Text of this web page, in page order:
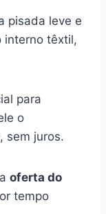
pisada leve e
interno têxtil,
para
o
sem juros.
oferta do
tempo